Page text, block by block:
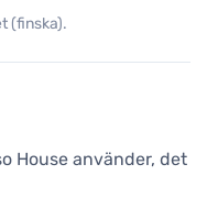
(finska).
House använder, det